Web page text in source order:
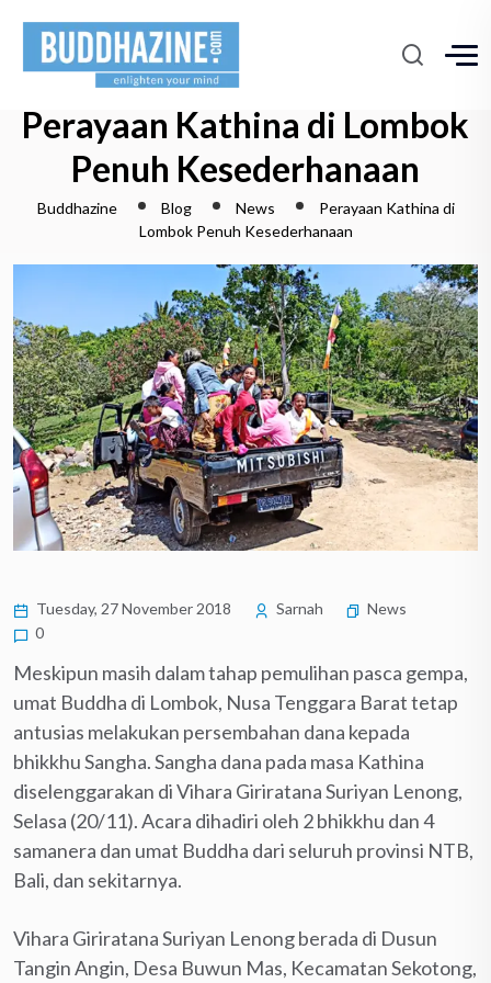
Perayaan Kathina di Lombok
Penuh Kesederhanaan
Buddhazine Blog News
Perayaan Kathina di
Lombok Penuh Kesederhanaan
Tuesday, 27 November 2018 Sarnah
News
0
Meskipun masih dalam tahap pemulihan pasca gempa,
umat Buddha di Lombok, Nusa Tenggara Barat tetap
antusias melakukan persembahan dana kepada
bhikkhu Sangha. Sangha dana pada masa Kathina
diselenggarakan di Vihara Giriratana Suriyan Lenong,
Selasa (20/11). Acara dihadiri oleh 2 bhikkhu dan 4
samanera dan umat Buddha dari seluruh provinsi NTB,
Bali, dan sekitarnya.
Vihara Giriratana Suriyan Lenong berada di Dusun
Tangin Angin, Desa Buwun Mas, Kecamatan Sekotong,